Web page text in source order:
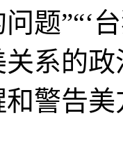
题”“‘
系的
警告